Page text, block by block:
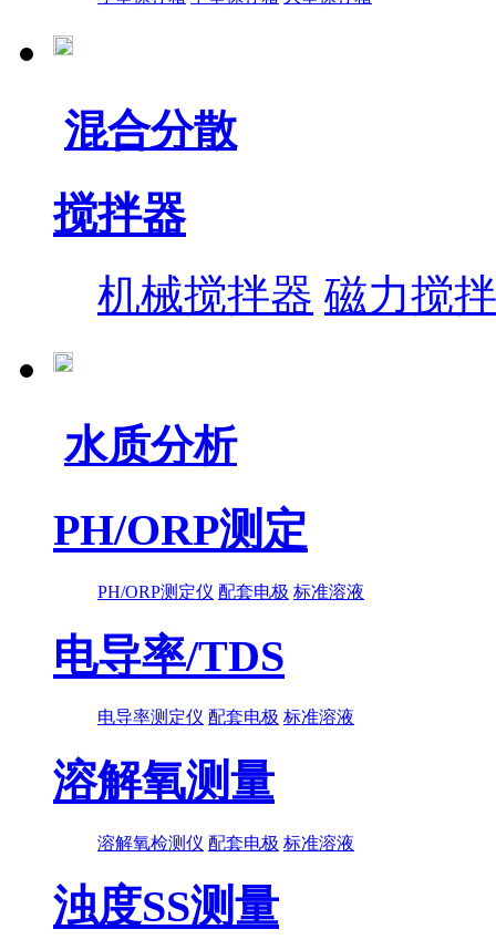
混合分散
搅拌器
机械搅拌器 磁力搅
水质分析
PH/ORP测定
PH/ORP测定仪 配套电极 标准溶液
电导率/TDS
电导率测定仪 配套电极 标准溶液
溶解氧测量
溶解氧检测仪 配套电极 标准溶液
浊度SS测量